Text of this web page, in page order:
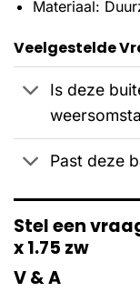
Materiaal:
Veelgestelde
Is deze
Past deze
Stel een
x 1.75 zw
V & A